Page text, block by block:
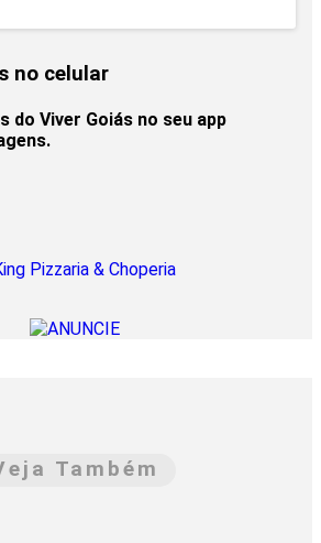
no celular
do Viver Goiás no seu app
Também